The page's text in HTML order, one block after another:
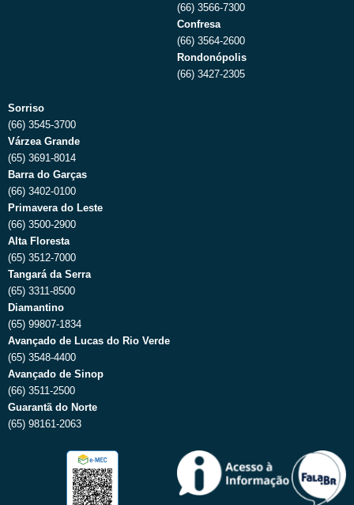
(66) 3566-7300
Confresa
(66) 3564-2600
Rondonópolis
(66) 3427-2305
Sorriso
(66) 3545-3700
Várzea Grande
(65) 3691-8014
Barra do Garças
(66) 3402-0100
Primavera do Leste
(66) 3500-2900
Alta Floresta
(65) 3512-7000
Tangará da Serra
(65) 3311-8500
Diamantino
(65) 99807-1834
Avançado de Lucas do Rio Verde
(65) 3548-4400
Avançado de Sinop
(66) 3511-2500
Guarantã do Norte
(65) 98161-2063